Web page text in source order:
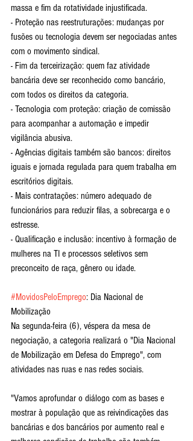
massa e fim da rotatividade injustificada.
- Proteção nas reestruturações: mudanças por
fusões ou tecnologia devem ser negociadas antes
com o movimento sindical.
- Fim da terceirização: quem faz atividade
bancária deve ser reconhecido como bancário,
com todos os direitos da categoria.
- Tecnologia com proteção: criação de comissão
para acompanhar a automação e impedir
vigilância abusiva.
- Agências digitais também são bancos: direitos
iguais e jornada regulada para quem trabalha em
escritórios digitais.
- Mais contratações: número adequado de
funcionários para reduzir filas, a sobrecarga e o
estresse.
- Qualificação e inclusão: incentivo à formação de
mulheres na TI e processos seletivos sem
preconceito de raça, gênero ou idade.
#MovidosPeloEmprego: Dia Nacional de
Mobilização
Na segunda-feira (6), véspera da mesa de
negociação, a categoria realizará o "Dia Nacional
de Mobilização em Defesa do Emprego", com
atividades nas ruas e nas redes sociais.
"Vamos aprofundar o diálogo com as bases e
mostrar à população que as reivindicações das
bancárias e dos bancários por aumento real e